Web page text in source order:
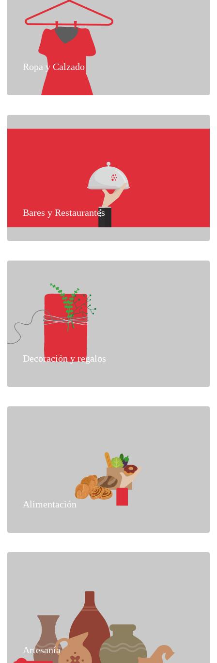
Ropa y Calzado
Bares y Restaurantes
Decoración y regalos
Alimentación
Artesanía